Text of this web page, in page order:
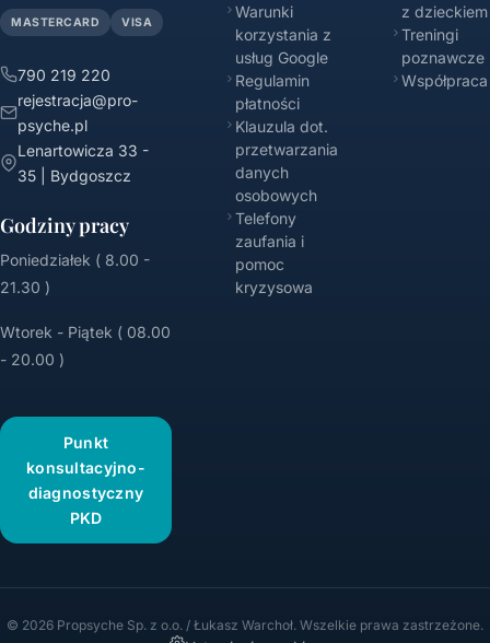
MASTERCARD VISA
790 219 220
rejestracja@pro-
psyche.pl
Lenartowicza 33 -
35 | Bydgoszcz
Godziny pracy
Poniedziałek ( 8.00 -
21.30 )
Wtorek - Piątek ( 08.00
- 20.00 )
Punkt
konsultacyjno-
diagnostyczny
PKD
Warunki
korzystania z
usług Google
Regulamin
płatności
Klauzula dot.
przetwarzania
danych
osobowych
Telefony
zaufania i
pomoc
kryzysowa
z dzieckiem
Treningi
poznawcze
Współpraca
© 2026 Propsyche Sp. z o.o. / Łukasz Warchoł. Wszelkie prawa zastrzeżone.